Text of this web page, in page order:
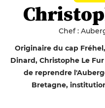
Chef :
Originaire du cap
Dinard, Christophe Le
de reprendre
Bretagne,